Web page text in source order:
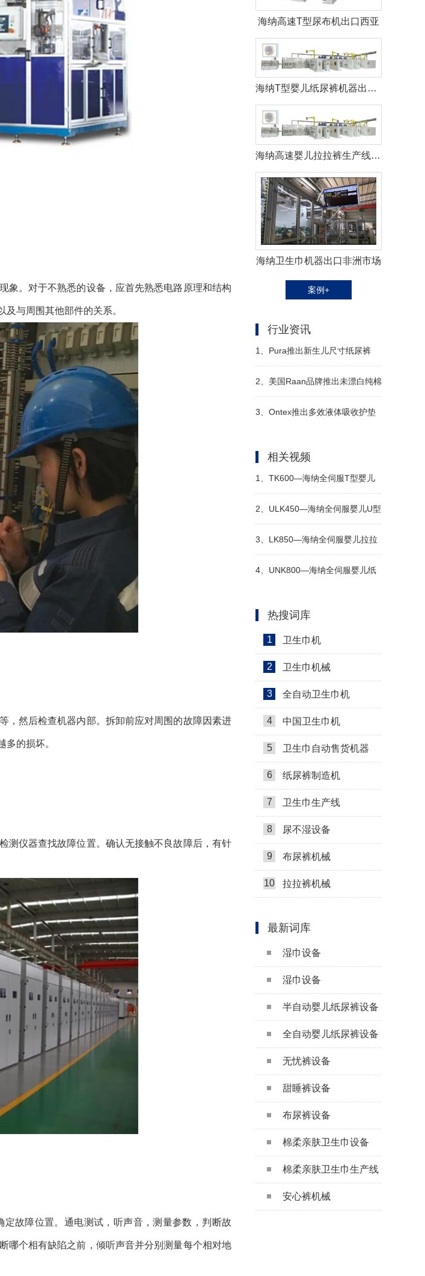
象。对于不熟悉的设备，应首先熟悉电路原理和结构
与周围其他部件的关系。
，然后检查机器内部。拆卸前应对周围的故障因素进
的损坏。
测仪器查找故障位置。确认无接触不良故障后，有针
故障位置。通电测试，听声音，测量参数，判断故
哪个相有缺陷之前，倾听声音并分别测量每个相对地
海纳高速T型尿布机出口西亚
海纳T型婴儿纸尿裤机器出口土耳其
海纳高速婴儿拉拉裤生产线助力海外客户成为市场领导者
海纳卫生巾机器出口非洲市场
案例+
行业资讯
1、 Pura推出新生儿尺寸纸尿裤
2、 美国Raan品牌推出未漂白纯棉
湿巾
3、 Ontex推出多效液体吸收护垫
相关视频
1、 TK600—海纳全伺服T型婴儿
纸尿裤生产设备
2、 ULK450—海纳全伺服婴儿U型
拉拉裤生产线
3、 LK850—海纳全伺服婴儿拉拉
裤生产线
4、 UNK800—海纳全伺服婴儿纸
热搜词库
1 卫生巾机
2 卫生巾机械
3 全自动卫生巾机
4 中国卫生巾机
5 卫生巾自动售货机器
6 纸尿裤制造机
7 卫生巾生产线
8 尿不湿设备
9 布尿裤机械
10 拉拉裤机械
最新词库
湿巾设备
湿巾设备
半自动婴儿纸尿裤设备
全自动婴儿纸尿裤设备
无忧裤设备
甜睡裤设备
布尿裤设备
棉柔亲肤卫生巾设备
棉柔亲肤卫生巾生产线
安心裤机械